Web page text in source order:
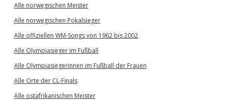
Alle norwegischen Meister
Alle norwegischen Pokalsieger
Alle offiziellen WM-Songs von 1962 bis 2002
Alle Olympiasieger im Fußball
Alle Olympiasiegerinnen im Fußball der Frauen
Alle Orte der CL-Finals
Alle ostafrikanischen Meister